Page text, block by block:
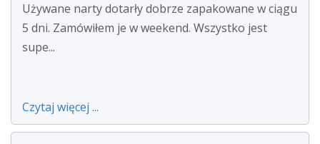
Używane narty dotarły dobrze zapakowane w ciągu
5 dni. Zamówiłem je w weekend. Wszystko jest
supe...
Czytaj więcej ...